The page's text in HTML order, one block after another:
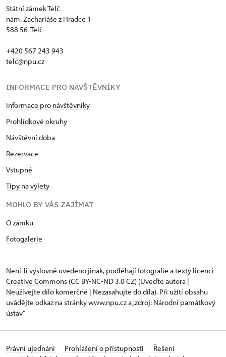
Státní zámek Telč
nám. Zachariáše z Hradce 1
588 56 Telč
+420 567 243 943
telc@npu.cz
INFORMACE PRO NÁVŠTĚVNÍKY
Informace pro návštěvníky
Prohlídkové okruhy
Návštěvní doba
Rezervace
Vstupné
Tipy na výlety
MOHLO BY VÁS ZAJÍMAT
O zámku
Fotogalerie
Není-li výslovně uvedeno jinak, podléhají fotografie a texty licenci
Creative Commons (CC BY-NC-ND 3.0 CZ) (Uveďte autora |
Neužívejte dílo komerčně | Nezasahujte do díla). Při užití obsahu
uvádějte odkaz na stránky www.npu.cz a „zdroj: Národní památkový
ústav“
Právní ujednání Prohlášení o přístupnosti
Řešení